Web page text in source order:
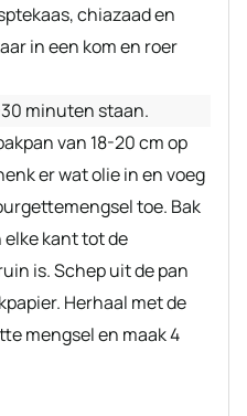
chiazaad en
in een kom en roer
minuten staan.
van 18-20 cm op
er wat olie in en voeg
toe. Bak
kant tot de
is. Schep uit de pan
Herhaal met de
mengsel en maak 4